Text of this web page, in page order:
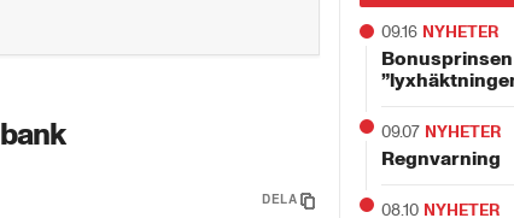
DELA
09.16 NYHETER
09.07 NYHETER
Regnvarning
08.10 NYHETER